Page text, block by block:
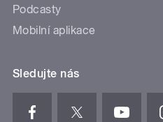
Podcasty
Mobilní aplikace
Sledujte nás